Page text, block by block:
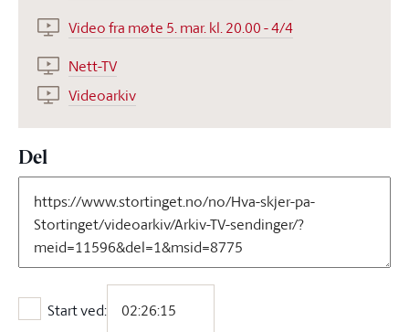
Video fra møte 5. mar. kl. 20.00 - 4/4
Nett-TV
Videoarkiv
Del
Start ved:
Start ved: